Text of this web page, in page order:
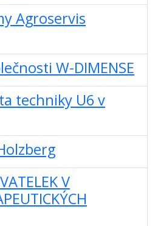
Agroservis
W-DIMENSE
techniky U6 v
V